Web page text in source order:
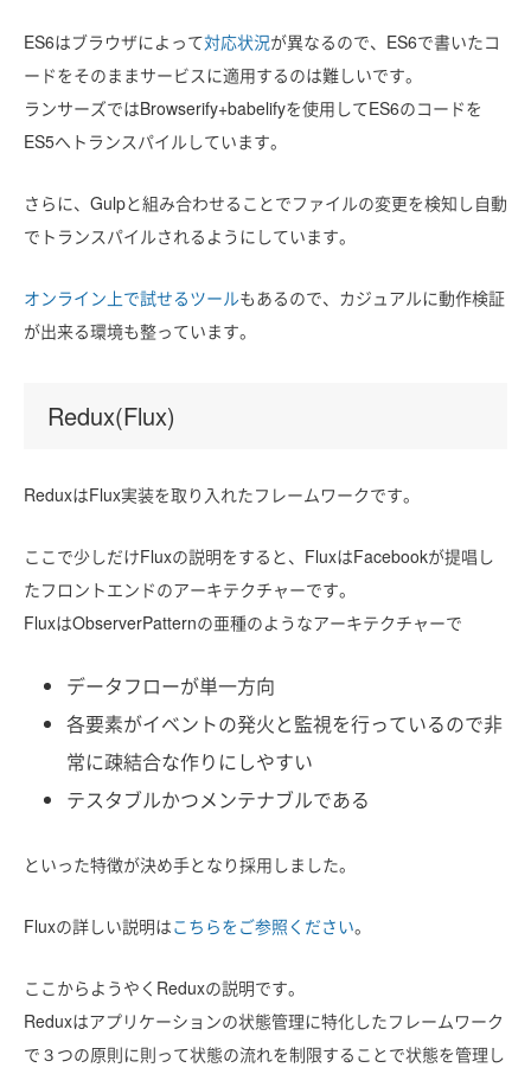
ES6はブラウザによって対応状況が異なるので、ES6で書いたコ
ードをそのままサービスに適用するのは難しいです。
ランサーズではBrowserify+babelifyを使用してES6のコードを
ES5へトランスパイルしています。
さらに、Gulpと組み合わせることでファイルの変更を検知し自動
でトランスパイルされるようにしています。
オンライン上で試せるツールもあるので、カジュアルに動作検証
が出来る環境も整っています。
Redux(Flux)
ReduxはFlux実装を取り入れたフレームワークです。
ここで少しだけFluxの説明をすると、FluxはFacebookが提唱し
たフロントエンドのアーキテクチャーです。
FluxはObserverPatternの亜種のようなアーキテクチャーで
データフローが単一方向
各要素がイベントの発火と監視を行っているので非
常に疎結合な作りにしやすい
テスタブルかつメンテナブルである
といった特徴が決め手となり採用しました。
Fluxの詳しい説明はこちらをご参照ください。
ここからようやくReduxの説明です。
Reduxはアプリケーションの状態管理に特化したフレームワーク
で３つの原則に則って状態の流れを制限することで状態を管理し